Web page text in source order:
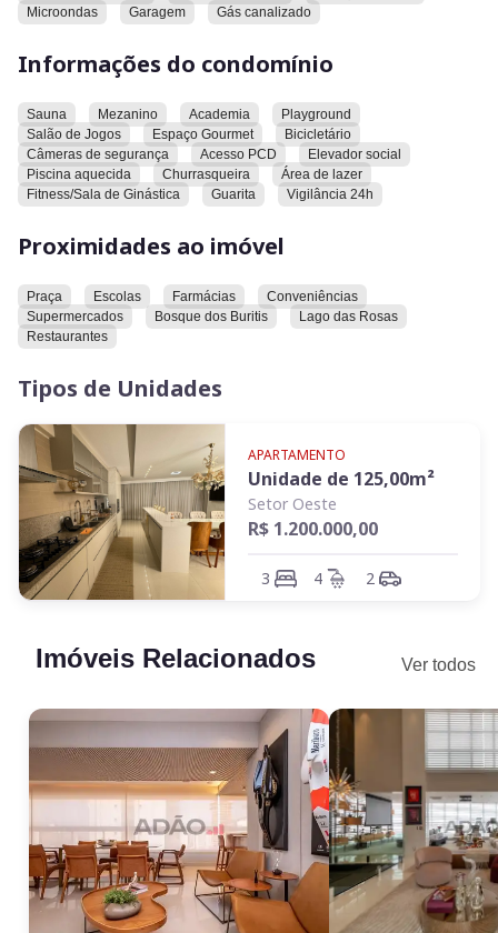
elétrica em aço inoxx e ilha em porcelanato
Montado em armários
Decorado
Piso em porcelanato
POSSIBILIDADE DE VENDA MOBILIADO
Condomínio com área de lazer completa: academia, piscinas
e salão de festas.
Próximo à Praça do Sol, Praça Tamandaré e Av. República do
Líbano.
Oportunidade única no Setor Oeste. Agende sua visita.
Microondas
Garagem Gás canalizado
Informações do condomínio
Sauna Mezanino Academia
Playground
Salão de Jogos
Espaço Gourmet
Bicicletário
Câmeras de segurança
Acesso PCD
Elevador social
Piscina aquecida
Churrasqueira
Área de lazer
Fitness/Sala de Ginástica
Guarita Vigilância 24h
Proximidades ao imóvel
Praça Escolas Farmácias
Conveniências
Supermercados
Bosque dos Buritis
Lago das Rosas
Restaurantes
Tipos de Unidades
APARTAMENTO
Unidade de 125,00m²
Setor Oeste
R$ 1.200.000,00
3 4 2
Imóveis Relacionados Ver todos